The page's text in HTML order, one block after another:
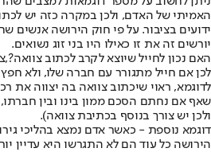
האמיתי של האדם, ולכן במקרה כזה יש
ידועים בציבור. על פי חוק הירושה אנשים
יורשים זה את זו כאילו היו בני זוג נשואים.
האם נכון לחייל שיוצא לקרב לכתוב
לכן אם חייל מתגורר עם חברה שלו, ולא חפץ
לדוגמא, ראוי שיכתוב צוואה בה יצווה את
שאף אם נחתם הסכם ממון בינו ובין
ולכן יש צורך בנוסף בכתיבת צוואה).
דוגמא נוספת - כאשר אדם נמצא בהליכי
הירושה כל עוד הם לא התגרשו היא עדיין